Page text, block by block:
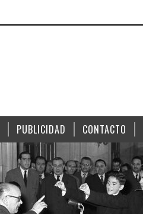
PUBLICIDAD CONTACTO